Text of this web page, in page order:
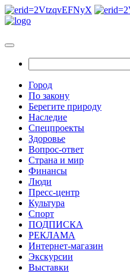
Город
По закону
Берегите природу
Наследие
Спецпроекты
Здоровье
Вопрос-ответ
Страна и мир
Финансы
Люди
Пресс-центр
Культура
Спорт
ПОДПИСКА
РЕКЛАМА
Интернет-магазин
Экскурсии
Выставки